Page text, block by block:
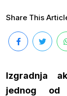
Share This
Izgradnja
jednog od